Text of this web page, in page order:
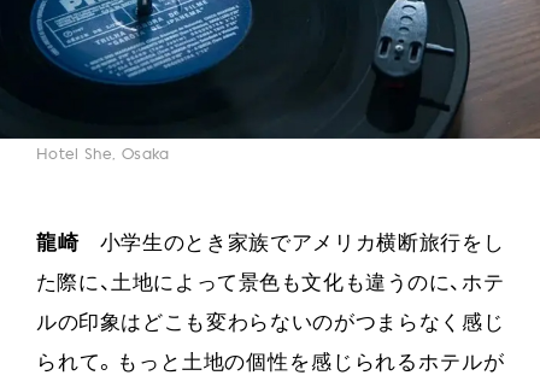
Hotel She, Osaka
龍崎小学生のとき家族でアメリカ横断旅行をし
た際に、土地によって景色も文化も違うのに、ホテ
ルの印象はどこも変わらないのがつまらなく感じ
られて。もっと土地の個性を感じられるホテルが